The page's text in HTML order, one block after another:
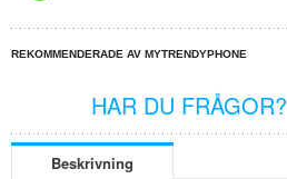
REKOMMENDERADE AV MYTRENDYPHONE
HAR DU FRÅGOR?
Beskrivning